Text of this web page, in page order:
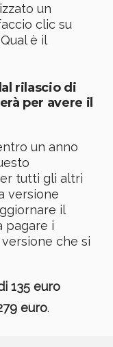
un
clic su
è il
rilascio di
per avere il
un anno
tutti gli altri
versione
il
pagare i
che si
135 euro
euro.